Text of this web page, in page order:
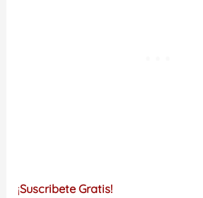
¡Suscribete Gratis!